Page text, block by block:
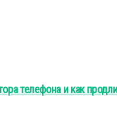
телефона и как